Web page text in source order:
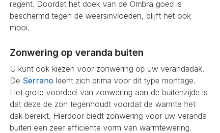
regent. Doordat het doek van de Ombra goed is
beschermd tegen de weersinvloeden, blijft het ook
mooi.
Zonwering op veranda buiten
U kunt ook kiezen voor zonwering op uw verandadak.
De Serrano leent zich prima voor dit type montage.
Het grote voordeel van zonwering aan de buitenzijde is
dat deze de zon tegenhoudt voordat de warmte het
dak bereikt. Hierdoor biedt zonwering voor uw veranda
buiten een zeer efficiënte vorm van warmtewering.